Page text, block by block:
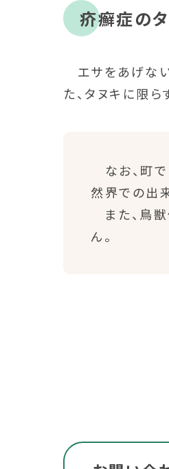
疥癬症の
エサをあげない
た、タヌキに限
なお、町で
然界での出
また、鳥
ん。